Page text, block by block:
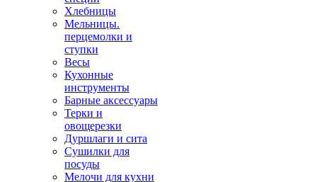
Хлебницы
Мельницы.
перцемолки и
ступки
Весы
Кухонные
инструменты
Барные аксессуары
Терки и
овощерезки
Дуршлаги и сита
Сушилки для
посуды
Мелочи для кухни